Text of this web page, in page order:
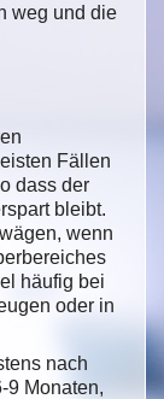
weg und die
Fällen
dass der
bleibt.
wenn
häufig bei
oder in
nach
9 Monaten,